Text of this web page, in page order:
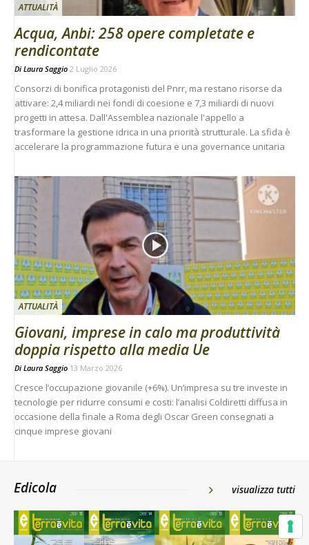
ATTUALITÀ
Acqua, Anbi: 258 opere completate e
rendicontate
Di Laura Saggio 2 Luglio 2026
Consorzi di bonifica protagonisti del Pnrr, ma restano risorse da
attivare: 2,4 miliardi nei fondi di coesione e 7,3 miliardi di nuovi
progetti in attesa. Dall'Assemblea nazionale l'appello a
trasformare la gestione idrica in una priorità strutturale. La sfida è
accelerare la programmazione futura e una governance unitaria
ATTUALITÀ
Giovani, imprese in calo ma produttività
doppia rispetto alla media Ue
Di Laura Saggio 13 Marzo 2026
Cresce l’occupazione giovanile (+6%). Un’impresa su tre investe in
tecnologie per ridurre consumi e costi: l’analisi Coldiretti diffusa in
occasione della finale a Roma degli Oscar Green consegnati a
cinque imprese giovani
Edicola visualizza tutti